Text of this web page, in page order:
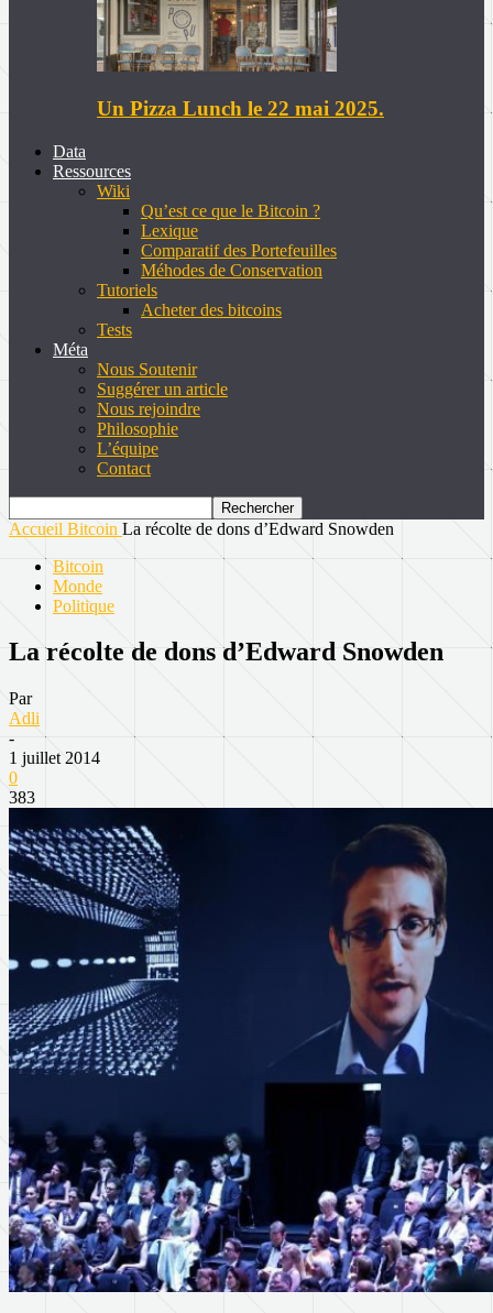
Un Pizza Lunch le 22 mai 2025.
Data
Ressources
Wiki
Qu’est ce que le Bitcoin ?
Lexique
Comparatif des Portefeuilles
Méhodes de Conservation
Tutoriels
Acheter des bitcoins
Tests
Méta
Nous Soutenir
Suggérer un article
Nous rejoindre
Philosophie
L’équipe
Contact
Accueil Bitcoin La récolte de dons d’Edward Snowden
Bitcoin
Monde
Politique
La récolte de dons d’Edward Snowden
Par
Adli
-
1 juillet 2014
0
383